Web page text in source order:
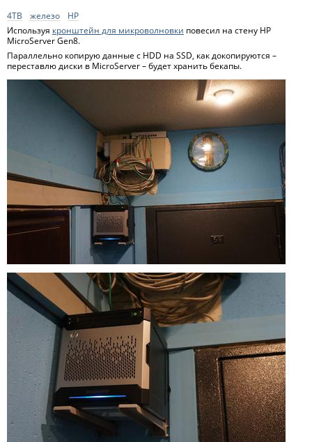
4TB железо
HP
Используя кронштейн для микроволновки повесил на стену HP
MicroServer Gen8.
Параллельно копирую данные с HDD на SSD, как докопируются –
переставлю диски в MicroServer – будет хранить бекапы.